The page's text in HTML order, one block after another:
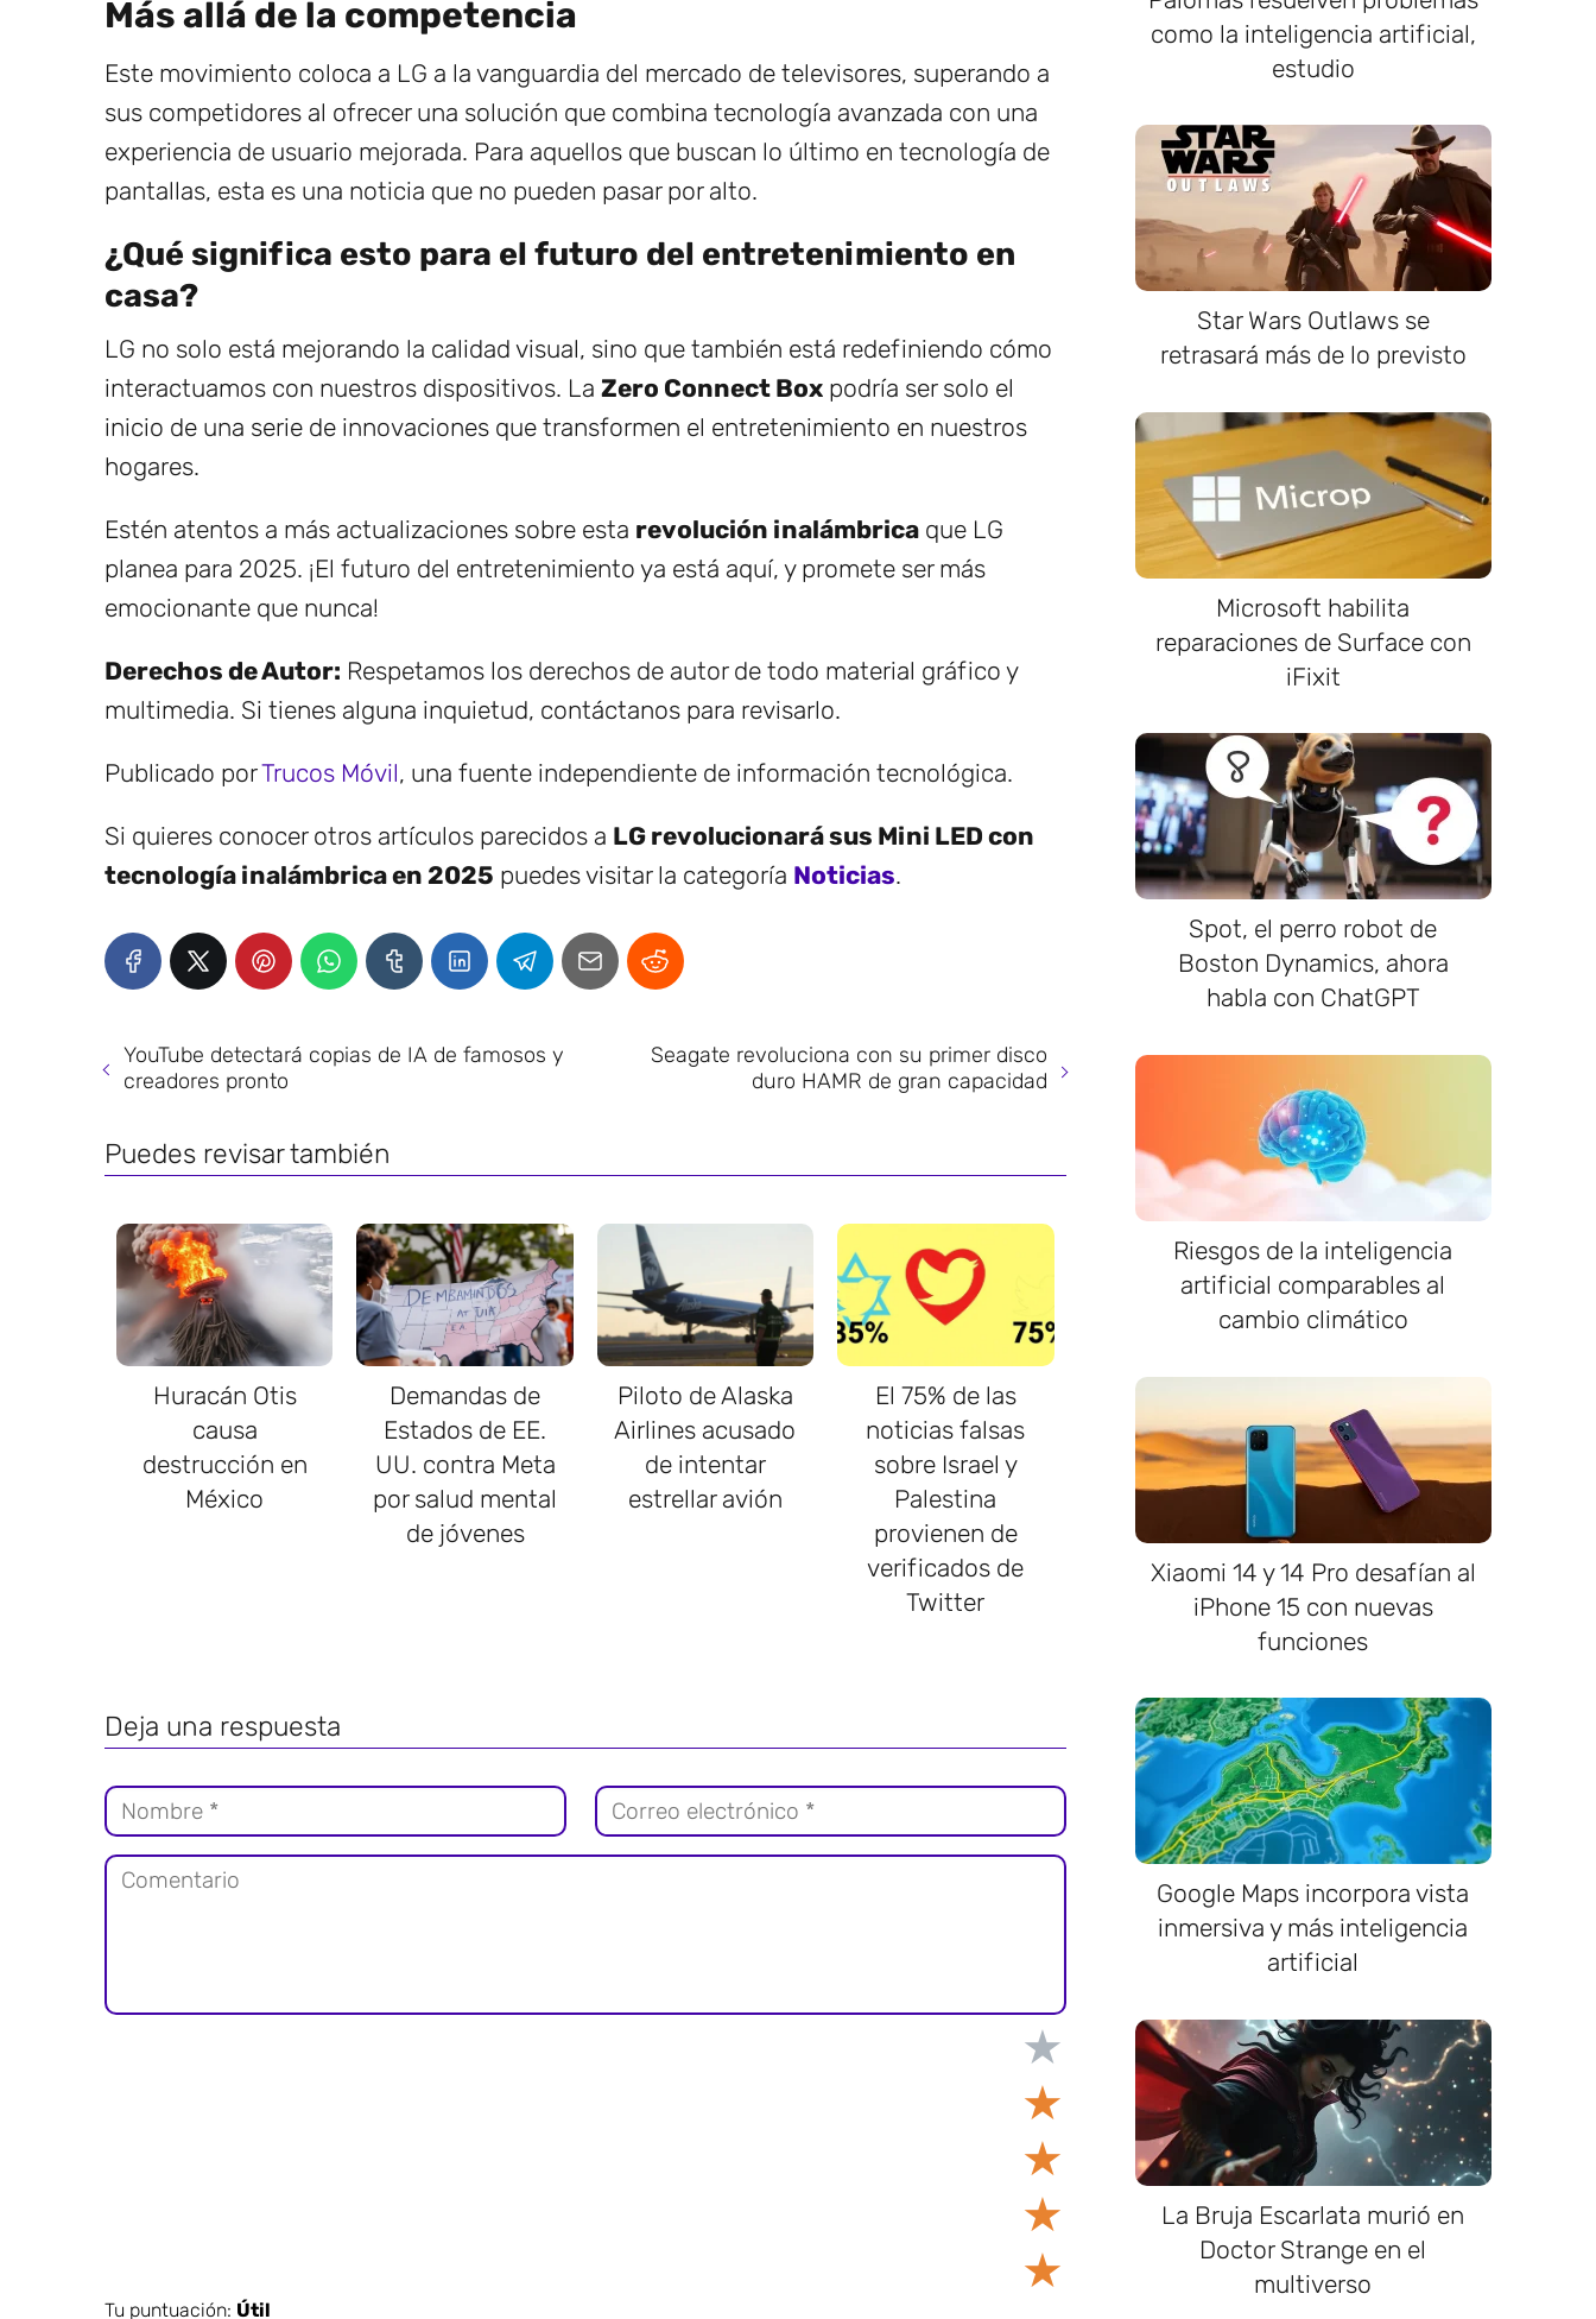
Más allá de la competencia
Este movimiento coloca a LG a la vanguardia del mercado de televisores, superando a
sus competidores al ofrecer una solución que combina tecnología avanzada con una
experiencia de usuario mejorada. Para aquellos que buscan lo último en tecnología de
pantallas, esta es una noticia que no pueden pasar por alto.
¿Qué significa esto para el futuro del entretenimiento en
casa?
LG no solo está mejorando la calidad visual, sino que también está redefiniendo cómo
interactuamos con nuestros dispositivos. La Zero Connect Box podría ser solo el
inicio de una serie de innovaciones que transformen el entretenimiento en nuestros
hogares.
Estén atentos a más actualizaciones sobre esta revolución inalámbrica que LG
planea para 2025. ¡El futuro del entretenimiento ya está aquí, y promete ser más
emocionante que nunca!
Derechos de Autor: Respetamos los derechos de autor de todo material gráfico y
multimedia. Si tienes alguna inquietud, contáctanos para revisarlo.
Publicado porTrucos Móvil, una fuente independiente de información tecnológica.
Si quieres conocer otros artículos parecidos a LG revolucionará sus Mini LED con
tecnología inalámbrica en 2025 puedes visitar la categoría Noticias.
YouTube detectará copias de IA de famosos y
creadores pronto
Seagate revoluciona con su primer disco
duro HAMR de gran capacidad
Puedes revisar también
Huracán Otis
causa
destrucción en
México
Demandas de
Estados de EE.
UU. contra Meta
por salud mental
de jóvenes
Piloto de Alaska
Airlines acusado
de intentar
estrellar avión
El 75% de las
noticias falsas
sobre Israel y
Palestina
provienen de
verificados de
Twitter
Deja una respuesta
★
★
★
★
★
Tu puntuación: Útil
como la inteligencia artificial,
estudio
Star Wars Outlaws se
retrasará más de lo previsto
Microsoft habilita
reparaciones de Surface con
iFixit
Spot, el perro robot de
Boston Dynamics, ahora
habla con ChatGPT
Riesgos de la inteligencia
artificial comparables al
cambio climático
Xiaomi 14 y 14 Pro desafían al
iPhone 15 con nuevas
funciones
Google Maps incorpora vista
inmersiva y más inteligencia
artificial
La Bruja Escarlata murió en
Doctor Strange en el
multiverso